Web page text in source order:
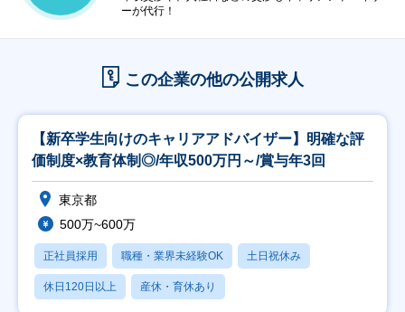
ーが代行！
この企業の他の公開求人
【新卒学生向けのキャリアアドバイザー】明確な評
価制度×教育体制◎/年収500万円～/賞与年3回
東京都
500万~600万
正社員採用 職種・業界未経験OK 土日祝休み
休日120日以上 産休・育休あり